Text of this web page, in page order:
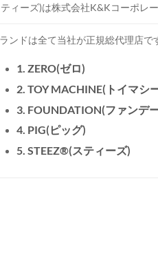
ティーズ)は株式会社K&Kコーポレ
ンドは全て当社が正規総代理店で
1. ZERO(ゼロ)
2. TOY MACHINE(トイマシ
3. FOUNDATION(ファンデ
4. PIG(ピッグ)
5. STEEZ®(スティーズ)